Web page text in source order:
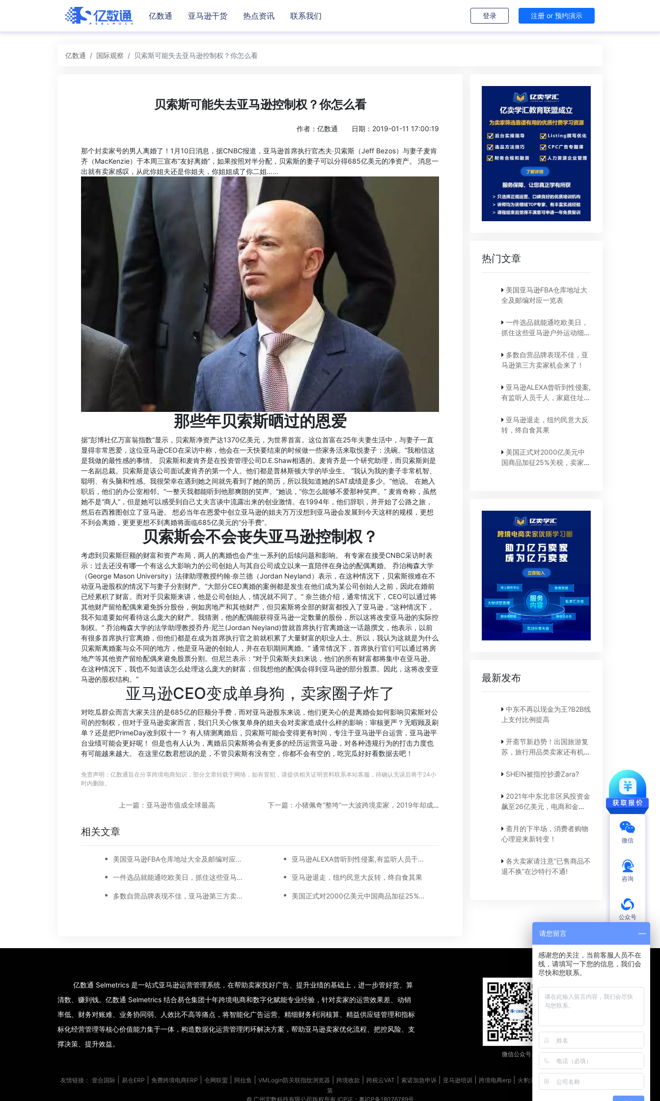
亿数通 亚马逊干货 热点资讯 联系我们 登录 注册 or 预约演示
亿数通 国际观察 贝索斯可能失去亚马逊控制权？你怎么看
贝索斯可能失去亚马逊控制权？你怎么看
作者：亿数通 日期：2019-01-11 17:00:19
那个封卖家号的男人离婚了！1月10日消息，据CNBC报道，亚马逊首席执行官杰夫·贝索斯（Jeff Bezos）与妻子麦肯
齐（MacKenzie）于本周三宣布“友好离婚”，如果按照对半分配，贝索斯的妻子可以分得685亿美元的净资产。 消息一
出就有卖家感叹，从此你姐夫还是你姐夫，你姐姐成了你二姐……
那些年贝索斯晒过的恩爱
据“彭博社亿万富翁指数”显示，贝索斯净资产达1370亿美元，为世界首富。这位首富在25年夫妻生活中，与妻子一直
显得非常恩爱，这位亚马逊CEO在采访中称，他会在一天快要结束的时候做一些家务活来取悦妻子：洗碗。“我相信这
是我做的最性感的事情。 贝索斯和麦肯齐是在投资管理公司D.E.Shaw相遇的。麦肯齐是一个研究助理，而贝索斯则是
一名副总裁。贝索斯是该公司面试麦肯齐的第一个人。他们都是普林斯顿大学的毕业生。 “我认为我的妻子非常机智、
聪明、有头脑和性感。我很荣幸在遇到她之间就先看到了她的简历，所以我知道她的SAT成绩是多少。”他说。 在她入
职后，他们的办公室相邻。“一整天我都能听到他那爽朗的笑声。”她说，“你怎么能够不爱那种笑声。” 麦肯奇称，虽然
她不是“商人”，但是她可以感受到自己丈夫言谈中流露出来的创业激情。在1994年，他们辞职，并开始了公路之旅，
然后在西雅图创立了亚马逊。 想必当年在恩爱中创立亚马逊的姐夫万万没想到亚马逊会发展到今天这样的规模，更想
不到会离婚，更更更想不到离婚将面临685亿美元的“分手费”。
贝索斯会不会丧失亚马逊控制权？
考虑到贝索斯巨额的财富和资产布局，两人的离婚也会产生一系列的后续问题和影响。 有专家在接受CNBC采访时表
示：过去还没有哪一个有这么大影响力的公司创始人与其自公司成立以来一直陪伴在身边的配偶离婚。 乔治梅森大学
（George Mason University）法律助理教授约翰·奈兰德（Jordan Neyland）表示，在这种情况下，贝索斯很难在不
动亚马逊股权的情况下与妻子分割财产。“大部分CEO离婚的案例都是发生在他们成为某公司创始人之前，因此在婚前
已经累积了财富。而对于贝索斯来讲，他是公司创始人，情况就不同了。” 奈兰德介绍，通常情况下，CEO可以通过将
其他财产留给配偶来避免拆分股份，例如房地产和其他财产，但贝索斯将全部的财富都投入了亚马逊，“这种情况下，
我不知道要如何看待这么庞大的财产。我猜测，他的配偶能获得亚马逊一定数量的股份，所以这将改变亚马逊的实际控
制权。” 乔治梅森大学的法学助理教授乔丹·尼兰(Jordan Neyland)曾就首席执行官离婚这一话题撰文，他表示，以前
有很多首席执行官离婚，但他们都是在成为首席执行官之前就积累了大量财富的职业人士。所以，我认为这就是为什么
贝索斯离婚案与众不同的地方，他是亚马逊的创始人，并在在职期间离婚。” 通常情况下，首席执行官们可以通过将房
地产等其他资产留给配偶来避免股票分割。但尼兰表示：“对于贝索斯夫妇来说，他们的所有财富都将集中在亚马逊。
在这种情况下，我也不知道该怎么处理这么庞大的财富，但我想他的配偶会得到亚马逊的部分股票。因此，这将改变亚
马逊的股权结构。”
亚马逊CEO变成单身狗，卖家圈子炸了
对吃瓜群众而言大家关注的是685亿的巨额分手费，而对亚马逊股东来说，他们更关心的是离婚会如何影响贝索斯对公
司的控制权，但对于亚马逊卖家而言，我们只关心恢复单身的姐夫会对卖家造成什么样的影响：审核更严？无暇顾及刷
单？还是把PrimeDay改到双十一？ 有人猜测离婚后，贝索斯可能会变得更有时间，专注于亚马逊平台运营，亚马逊平
台业绩可能会更好呢！ 但是也有人认为，离婚后贝索斯将会有更多的经历运营亚马逊，对各种违规行为的打击力度也
有可能越来越大。 在这里亿数君想说的是，不管贝索斯有没有空，你都不会有空的，吃完瓜好好看数据去吧！
免责声明：亿数通旨在分享跨境电商知识，部分文章转载于网络，如有冒犯，请提供相关证明资料联系本站客服，待确认无误后将于24小
时内删除。
上一篇：亚马逊市值成全球最高 下一篇：小猪佩奇“整垮”一大波跨境卖家，2019年却成最大赢家....
相关文章
美国亚马逊FBA仓库地址大全及邮编对应一览表
一件选品就能通吃欧美日，抓住这些亚马逊户外运动细分类目，畅销全球不是梦
多数自营品牌表现不佳，亚马逊第三方卖家机会来了！
亚马逊ALEXA曾听到性侵案,有监听人员千人，家庭住址都能摸到
亚马逊退走，纽约民意大反转，终自食其果
美国正式对2000亿美元中国商品加征25%关税，卖家如何应对？
热门文章
美国亚马逊FBA仓库地址大
全及邮编对应一览表
一件选品就能通吃欧美日，
抓住这些亚马逊户外运动细分
多数自营品牌表现不佳，亚
马逊第三方卖家机会来了！
亚马逊ALEXA曾听到性侵案,
有监听人员千人，家庭住址都
亚马逊退走，纽约民意大反
转，终自食其果
美国正式对2000亿美元中
国商品加征25%关税，卖家如
最新发布
中东不再以现金为王?B2B线
上支付比例提高
开斋节新趋势！出国旅游复
苏，旅行用品类卖家还有机
SHEIN被指控抄袭Zara?
2021年中东北非区风投资金
飙至26亿美元，电商和金融
斋月的下半场，消费者购物
心理迎来新转变！
各大卖家请注意“已售商品不
退不换”在沙特行不通!
亿数通 Selmetrics 是一站式亚马逊运营管理系统，在帮助卖家投好广告、提升业绩的基础上，进一步管好货、算
清数、赚到钱。亿数通 Selmetrics 结合易仓集团十年跨境电商和数字化赋能专业经验，针对卖家的运营效果差、动销
率低、财务对账难、业务协同弱、人效比不高等痛点，将智能化广告运营、精细财务利润核算、精益供应链管理和指标
标化经营管理等核心价值能力集于一体，构造数据化运营管理闭环解决方案，帮助亚马逊卖家优化流程、把控风险、支
撑决策、提升效益。
微信公众号
友情链接： 壹合国际| 易仓ERP 免费跨境电商ERP 仓网联盟 阿拉鱼 VMLogin防关联指纹浏览器 跨境收款 跨税云VAT 索诺加急申诉| 亚马逊培训 跨境电商erp| 火豹浏览器 | 服务协议|
策
© 广州宏数科技有限公司版权所有 ICP证：粤ICP备18076789号
微信
咨询
公众号
演示
请您留言
感谢您的关注，当前客服人员不在
线，请填写一下您的信息，我们会
尽快和您联系。